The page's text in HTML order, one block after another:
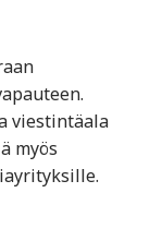
viestintäala
myös